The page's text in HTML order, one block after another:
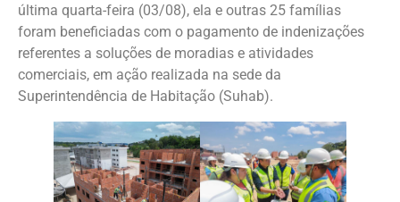
última quarta-feira (03/08), ela e outras 25 famílias
foram beneficiadas com o pagamento de indenizações
referentes a soluções de moradias e atividades
comerciais, em ação realizada na sede da
Superintendência de Habitação (Suhab).